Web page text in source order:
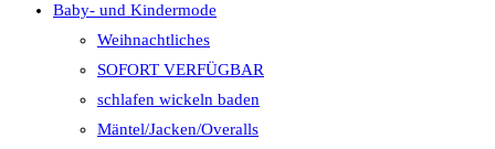
Baby- und Kindermode
Weihnachtliches
SOFORT VERFÜGBAR
schlafen wickeln baden
Mäntel/Jacken/Overalls